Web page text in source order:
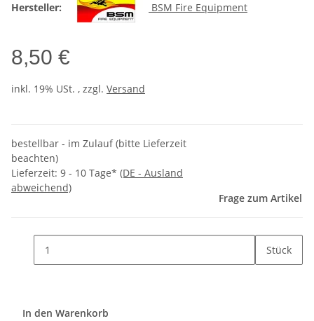
Hersteller:
BSM Fire Equipment
8,50 €
inkl. 19% USt. , zzgl. Versand
bestellbar - im Zulauf (bitte Lieferzeit
beachten)
Lieferzeit: 9 - 10 Tage* (DE - Ausland
abweichend)
Frage zum Artikel
Stück
In den Warenkorb